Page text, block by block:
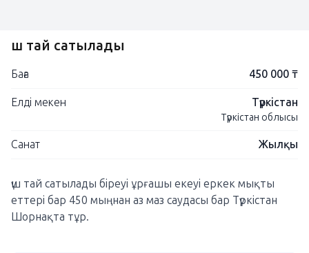
үш тай сатылады
Баға 450 000 ₸
Елді мекен Түркістан
Түркістан облысы
Санат Жылқы
үш тай сатылады біреуі ұрғашы екеуі еркек мықты
еттері бар 450 мыңнан аз маз саудасы бар Түркістан
Шорнақта тұр.